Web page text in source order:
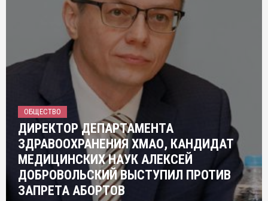
ОБЩЕСТВО
ДИРЕКТОР ДЕПАРТАМЕНТА
ЗДРАВООХРАНЕНИЯ ХМАО, КАНДИДАТ
МЕДИЦИНСКИХ НАУК АЛЕКСЕЙ
ДОБРОВОЛЬСКИЙ ВЫСТУПИЛ ПРОТИВ
ЗАПРЕТА АБОРТОВ